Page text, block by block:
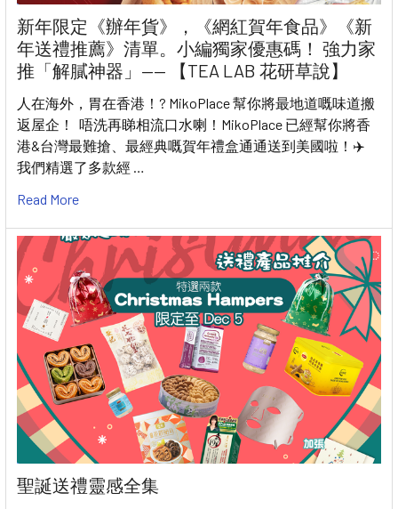
新年限定《辦年貨》，《網紅賀年食品》《新
年送禮推薦》清單。小編獨家優惠碼！ 強力家
推「解膩神器」—— 【TEA LAB 花研草說】
人在海外，胃在香港！? MikoPlace 幫你將最地道嘅味道搬
返屋企！ 唔洗再睇相流口水喇！MikoPlace 已經幫你將香
港&台灣最難搶、最經典嘅賀年禮盒通通送到美國啦！✈️
我們精選了多款經 …
Read More
聖誕送禮靈感全集